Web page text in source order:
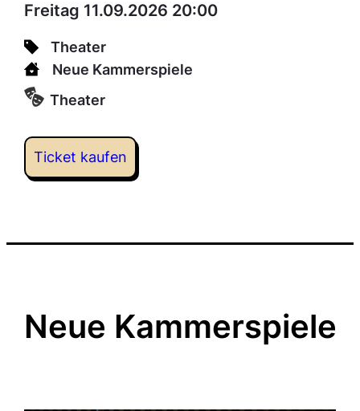
Freitag 11.09.2026 20:00
Theater
Neue Kammerspiele
Theater
Ticket kaufen
Neue Kammerspiele